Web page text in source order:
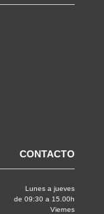
CONTACTO
Lunes a jueves
de 09:30 a 15.00h
Viernes